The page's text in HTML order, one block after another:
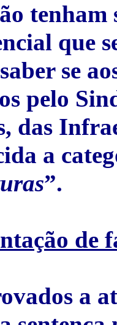
que
se
pelo
das
a
”.
de
a